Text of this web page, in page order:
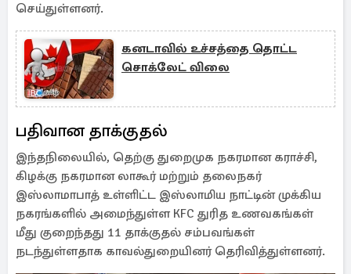
செய்துள்ளனர்.
கனடாவில் உச்சத்தை தொட்ட
சொக்லேட் விலை
பதிவான தாக்குதல்
இந்தநிலையில், தெற்கு துறைமுக நகரமான கராச்சி,
கிழக்கு நகரமான லாகூர் மற்றும் தலைநகர்
இஸ்லாமாபாத் உள்ளிட்ட இஸ்லாமிய நாட்டின் முக்கிய
நகரங்களில் அமைந்துள்ள KFC துரித உணவகங்கள்
மீது குறைந்தது 11 தாக்குதல் சம்பவங்கள்
நடந்துள்ளதாக காவல்துறையினர் தெரிவித்துள்ளனர்.